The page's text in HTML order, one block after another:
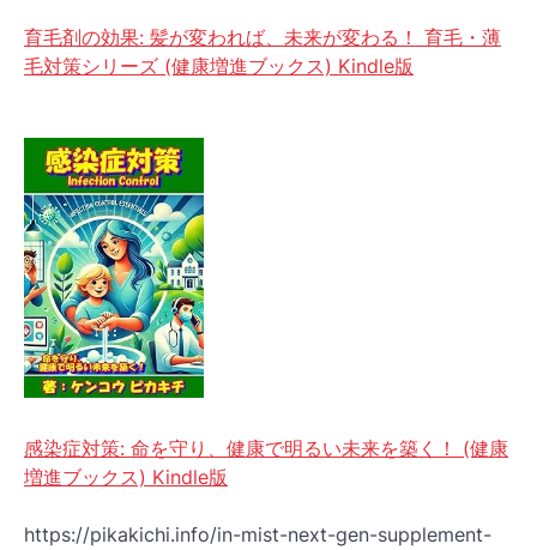
育毛剤の効果: 髪が変われば、未来が変わる！ 育毛・薄
毛対策シリーズ (健康増進ブックス) Kindle版
感染症対策: 命を守り、健康で明るい未来を築く！ (健康
増進ブックス) Kindle版
https://pikakichi.info/in-mist-next-gen-supplement-